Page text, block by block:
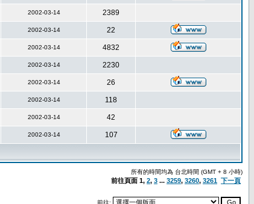
2002-03-14 2389
2002-03-14 22
2002-03-14 4832
2002-03-14 2230
2002-03-14 26
2002-03-14 118
2002-03-14 42
2002-03-14 107
所有的時間均為 台北時間 (GMT + 8 小時)
前往頁面 1, 2, 3 ... 3259, 3260, 3261 下一頁
前往: